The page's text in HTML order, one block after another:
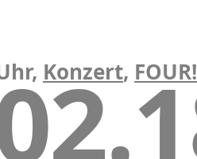
Konzert, FOUR!